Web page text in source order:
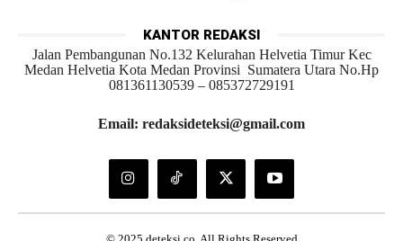
KANTOR REDAKSI
Jalan Pembangunan No.132 Kelurahan Helvetia Timur Kec
Medan Helvetia Kota Medan Provinsi Sumatera Utara No.Hp
081361130539 – 085372729191
Email: redaksideteksi@gmail.com